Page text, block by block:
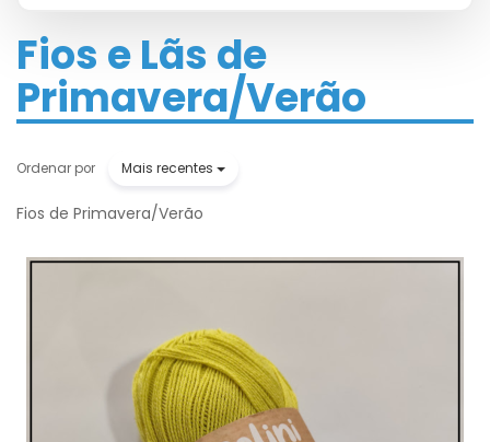
Fios e Lãs de
Primavera/Verão
Ordenar por Mais recentes
Fios de Primavera/Verão